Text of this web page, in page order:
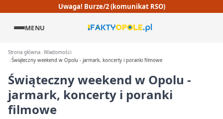
Uwaga! Burze/2 (komunikat RSO)
MENU
Strona główna Wiadomości
Świąteczny weekend w Opolu - jarmark, koncerty i poranki filmowe
Świąteczny weekend w Opolu -
jarmark, koncerty i poranki
filmowe